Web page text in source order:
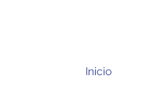
Inicio